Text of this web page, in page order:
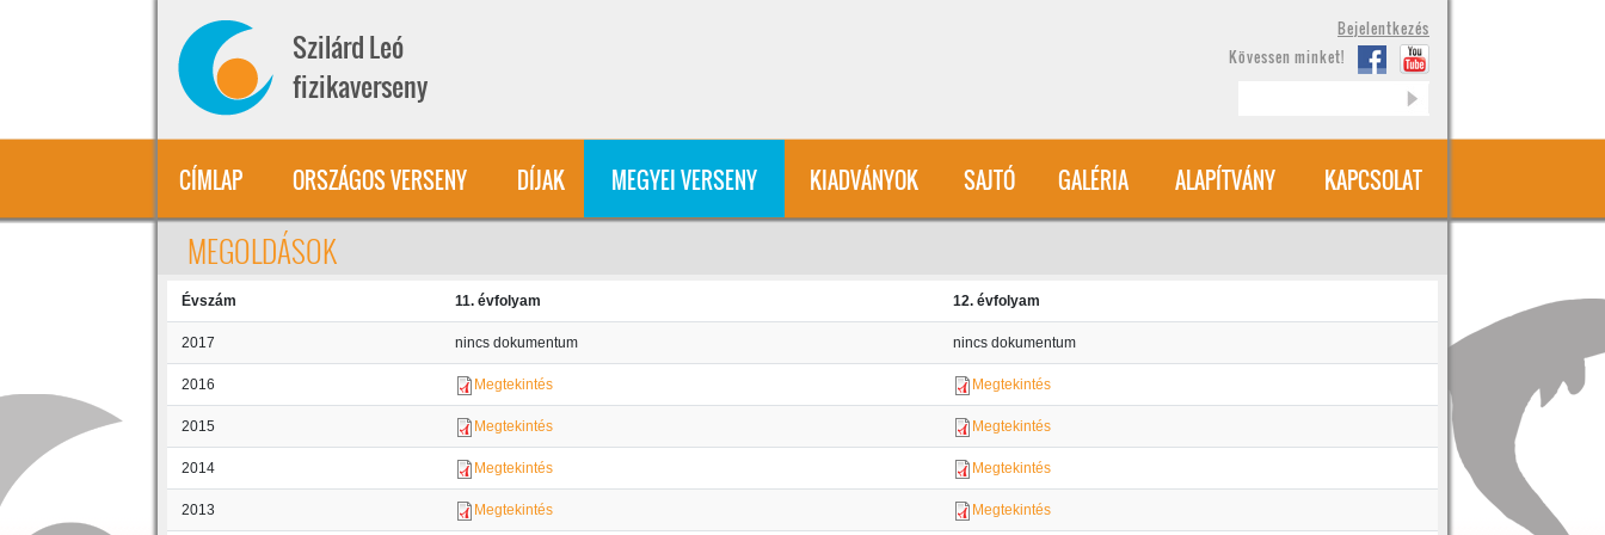
Szilárd Leó
fizikaverseny
Bejelentkezés
Kövessen minket!
CÍMLAP ORSZÁGOS VERSENY DÍJAK MEGYEI VERSENY KIADVÁNYOK SAJTÓ GALÉRIA ALAPÍTVÁNY KAPCSOLAT
MEGOLDÁSOK
Évszám 11. évfolyam 12. évfolyam
2017 nincs dokumentum nincs dokumentum
2016 Megtekintés Megtekintés
2015 Megtekintés Megtekintés
2014 Megtekintés Megtekintés
2013 Megtekintés Megtekintés